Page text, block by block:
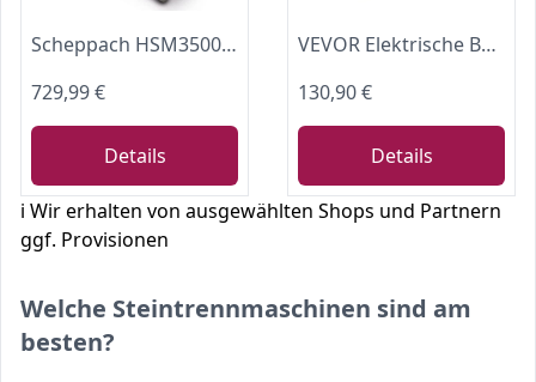
Scheppach HSM3500 Steintrennmaschine Fliesenschneider | inkl. Fahrvorrichtung & Diamanttrennscheibe | 700mm Schnittlänge | 110mm Schnitthöhe | inkl. Wasserpumpe & Winkelanschlag | Sägekopf 0°- +45°
729,99 €
Details
VEVOR Elektrische Betonsäge, 230 mm, Hochleistungs-Kreissäge 2000 W, Schnitttiefe 89 mm, Nass-/Trocken-Scheibensäge mit Wasserrohr, Wasserpumpe, Sägeblatt, für Stein und Ziegel
130,90 €
Details
ℹ️ Wir erhalten von ausgewählten Shops und Partnern
ggf. Provisionen
Welche Steintrennmaschinen sind am
besten?